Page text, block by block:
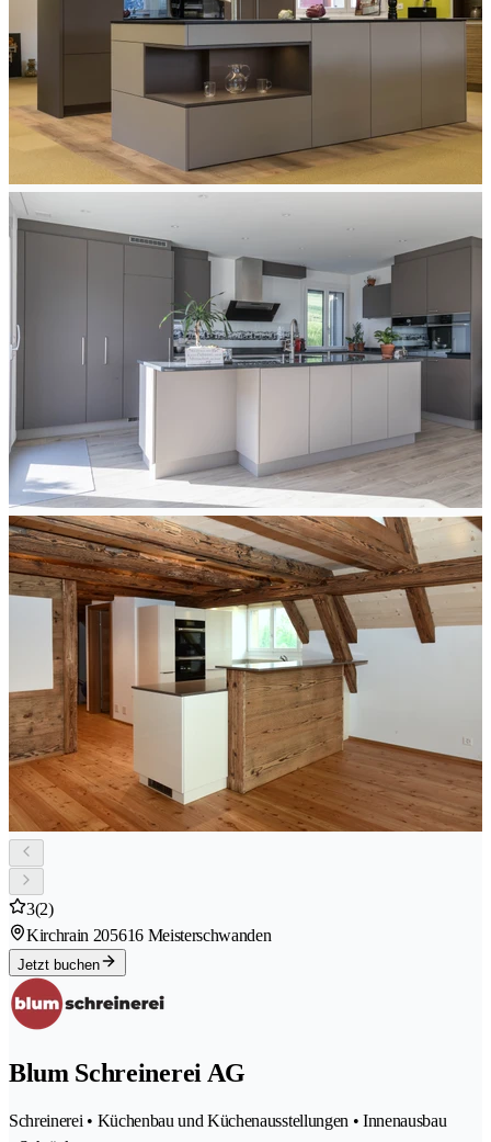
3(2)
Kirchrain 205616 Meisterschwanden
Jetzt buchen
Blum Schreinerei AG
Schreinerei • Küchenbau und Küchenausstellungen • Innenausbau